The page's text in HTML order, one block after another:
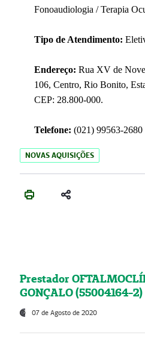
Fonoaudiologia / Terapia
Tipo de Atendimento:
Endereço: Rua XV de
106, Centro, Rio Bonito,
CEP: 28.800-000.
Telefone: (021) 99563-2680
NOVAS AQUISIÇÕES
Prestador
GONÇALO (55004164-2)
07 de Agosto de 2020